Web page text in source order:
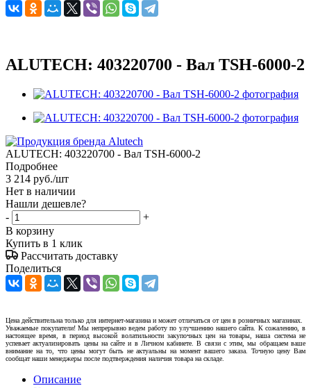
ALUTECH: 403220700 - Вал TSH-6000-2
ALUTECH: 403220700 - Вал TSH-6000-2
Подробнее
3 214 руб./шт
Нет в наличии
Нашли дешевле?
-
+
В корзину
Купить в 1 клик
Рассчитать доставку
Поделиться
Цена действительна только для интернет-магазина и может отличаться от цен в розничных магазинах.
Уважаемые покупатели! Мы непрерывно ведем работу по улучшению нашего сайта. К сожалению, в
настоящее время, в период высокой волатильности закупочных цен на товары, наша система не
успевает актуализировать цены на сайте и в Личном кабинете. В связи с этим, мы обращаем ваше
внимание на то, что цены могут быть не актуальны на момент вашего заказа. Точную цену Вам
сообщат наши менеджеры после подтверждения наличия товара на складе.
Описание